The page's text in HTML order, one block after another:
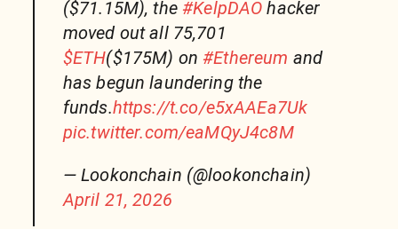
($71.15M), the#KelpDAO hacker
moved out all 75,701
$ETH($175M) on#Ethereum and
has begun laundering the
funds.https://t.co/e5xAAEa7Uk
pic.twitter.com/eaMQyJ4c8M
— Lookonchain (@lookonchain)
April 21, 2026